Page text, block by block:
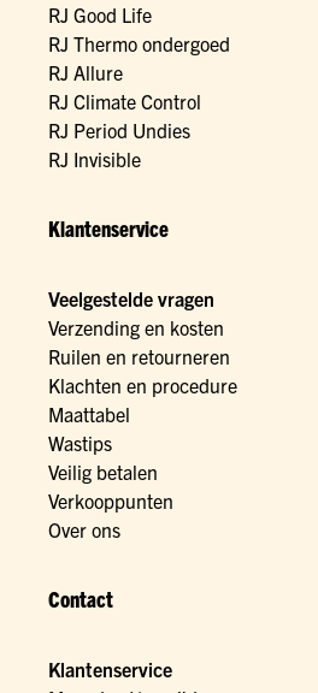
RJ Good Life
RJ Thermo ondergoed
RJ Allure
RJ Climate Control
RJ Period Undies
RJ Invisible
Klantenservice
Veelgestelde vragen
Verzending en kosten
Ruilen en retourneren
Klachten en procedure
Maattabel
Wastips
Veilig betalen
Verkooppunten
Over ons
Contact
Klantenservice